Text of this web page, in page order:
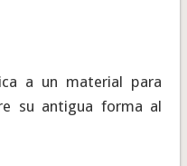
a un material para
su antigua forma al